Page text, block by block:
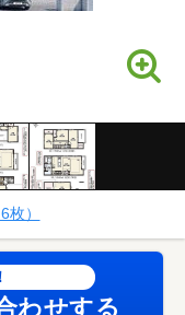
）
わせする